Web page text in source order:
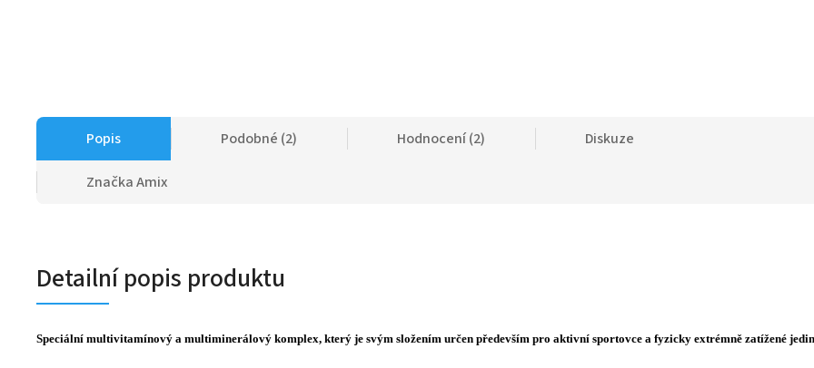
Popis Podobné (2) Hodnocení (2) Diskuze
ZnačkaAmix
Detailní popis produktu
Speciální multivitamínový a multiminerálový komplex, který je svým složením určen především pro aktivní sportovce a fyzicky extrémně zatížené